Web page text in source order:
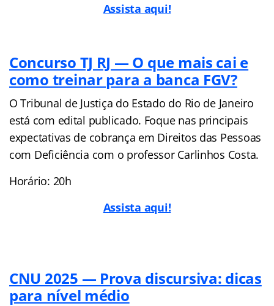
Assista aqui!
Concurso TJ RJ — O que mais cai e
como treinar para a banca FGV?
O Tribunal de Justiça do Estado do Rio de Janeiro
está com edital publicado. Foque nas principais
expectativas de cobrança em Direitos das Pessoas
com Deficiência com o professor Carlinhos Costa.
Horário: 20h
Assista aqui!
CNU 2025 — Prova discursiva: dicas
para nível médio